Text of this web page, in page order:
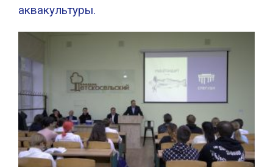
аквакультуры.